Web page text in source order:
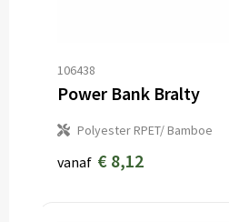
106438
Power Bank Bralty
Polyester RPET/ Bamboe
vanaf € 8,12